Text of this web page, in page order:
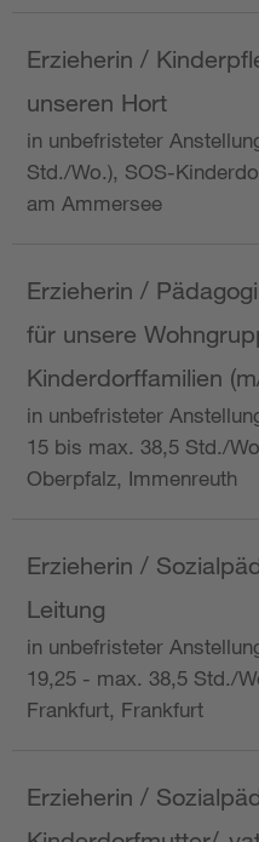
Erzieherin /
unseren Hort
in unbefristeter
Std./Wo.), SOS-
am Ammersee
Erzieherin /
für unsere
Kinderdorffamilien
in unbefristeter
15 bis max. 38,5 Std./
Oberpfalz, Immenreuth
Erzieherin /
Leitung
in unbefristeter
19,25 - max. 38,5 Std./
Frankfurt, Frankfurt
Erzieherin /